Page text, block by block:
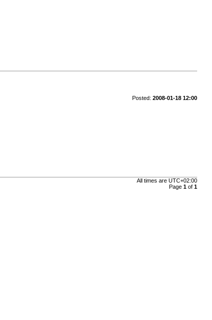
Posted: 2008-01-18 12:00
All times are UTC+02:00
Page 1of 1